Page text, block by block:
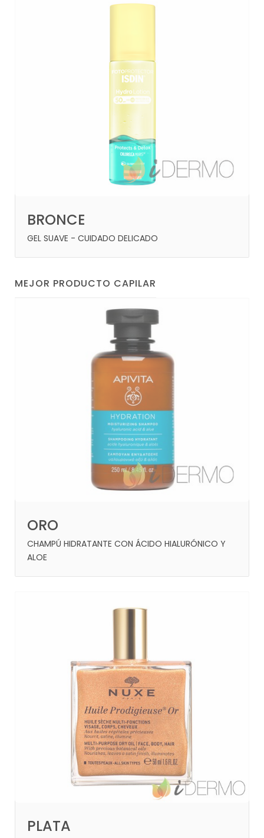
BRONCE
GEL SUAVE - CUIDADO DELICADO
MEJOR PRODUCTO CAPILAR
ORO
CHAMPÚ HIDRATANTE CON ÁCIDO HIALURÓNICO Y
ALOE
PLATA